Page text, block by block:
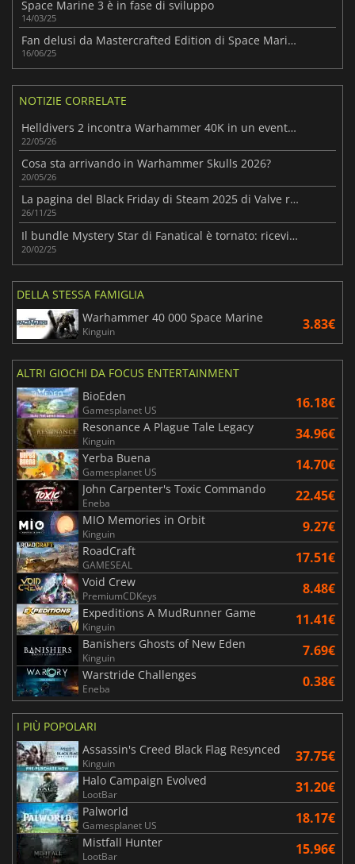
Space Marine 3 è in fase di sviluppo
14/03/25
Fan delusi da Mastercrafted Edition di Space Marine
16/06/25
NOTIZIE CORRELATE
Helldivers 2 incontra Warhammer 40K in un evento esplosivo
22/05/26
Cosa sta arrivando in Warhammer Skulls 2026?
20/05/26
La pagina del Black Friday di Steam 2025 di Valve raccoglie tutte le offerte più interessanti
26/11/25
Il bundle Mystery Star di Fanatical è tornato: ricevi un gioco a sorpresa a solo 1 euro!
20/02/25
DELLA STESSA FAMIGLIA
Warhammer 40 000 Space Marine
Kinguin 3.83€
ALTRI GIOCHI DA FOCUS ENTERTAINMENT
BioEden
Gamesplanet US 16.18€
Resonance A Plague Tale Legacy
Kinguin 34.96€
Yerba Buena
Gamesplanet US 14.70€
John Carpenter's Toxic Commando
Eneba 22.45€
MIO Memories in Orbit
Kinguin 9.27€
RoadCraft
GAMESEAL 17.51€
Void Crew
PremiumCDKeys 8.48€
Expeditions A MudRunner Game
Kinguin 11.41€
Banishers Ghosts of New Eden
Kinguin 7.69€
Warstride Challenges
Eneba 0.38€
I PIÙ POPOLARI
Assassin's Creed Black Flag Resynced
Kinguin 37.75€
Halo Campaign Evolved
LootBar 31.20€
Palworld
Gamesplanet US 18.17€
Mistfall Hunter
LootBar 15.96€